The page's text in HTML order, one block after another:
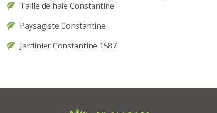
Taille de haie Constantine
Paysagiste Constantine
Jardinier Constantine 1587